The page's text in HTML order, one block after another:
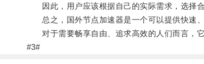
因此，用户应该根据自己的实际需求，选择合
总之，国外节点加速器是一个可以提供快速、
对于需要畅享自由、追求高效的人们而言，它
#3#